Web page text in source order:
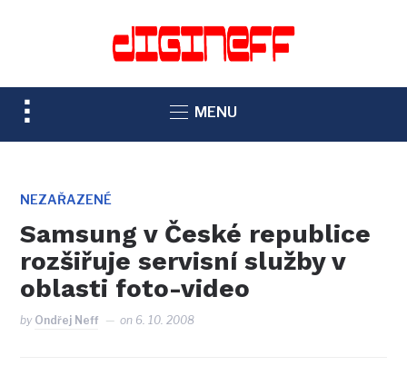
TOGGLE
SIDEBAR
NAVIGATION
MENU
NEZAŘAZENÉ
Samsung v České republice
rozšiřuje servisní služby v
oblasti foto-video
by Ondřej Neff on 6. 10. 2008